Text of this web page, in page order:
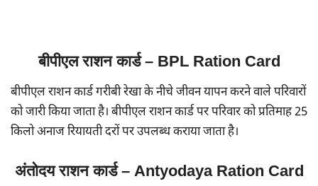
बीपीएल राशन कार्ड – BPL Ration Card
बीपीएल राशन कार्ड गरीबी रेखा के नीचे जीवन यापन करने वाले परिवारों
को जारी किया जाता है। बीपीएल राशन कार्ड पर परिवार को प्रतिमाह 25
किलो अनाज रियायती दरों पर उपलब्ध कराया जाता है।
अंतोदय राशन कार्ड – Antyodaya Ration Card